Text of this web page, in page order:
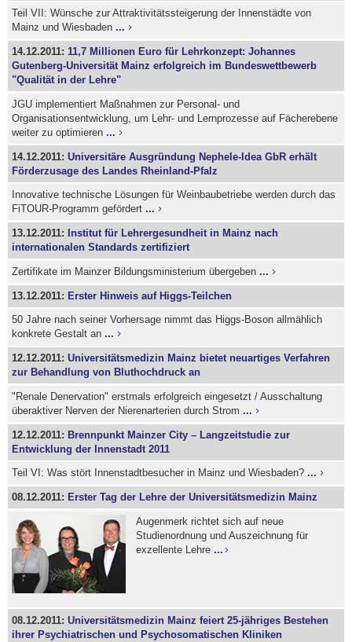
Teil VII: Wünsche zur Attraktivitätssteigerung der Innenstädte von
Mainz und Wiesbaden...
14.12.2011:11,7 Millionen Euro für Lehrkonzept: Johannes
Gutenberg-Universität Mainz erfolgreich im Bundeswettbewerb
"Qualität in der Lehre"
JGU implementiert Maßnahmen zur Personal- und
Organisationsentwicklung, um Lehr- und Lernprozesse auf Fächerebene
weiter zu optimieren...
14.12.2011:Universitäre Ausgründung Nephele-Idea GbR erhält
Förderzusage des Landes Rheinland-Pfalz
Innovative technische Lösungen für Weinbaubetriebe werden durch das
FiTOUR-Programm gefördert...
13.12.2011:
Institut für Lehrergesundheit in Mainz nach
internationalen Standards zertifiziert
Zertifikate im Mainzer Bildungsministerium übergeben...
13.12.2011: Erster Hinweis auf Higgs-Teilchen
50 Jahre nach seiner Vorhersage nimmt das Higgs-Boson allmählich
konkrete Gestalt an...
12.12.2011:Universitätsmedizin Mainz bietet neuartiges Verfahren
zur Behandlung von Bluthochdruck an
"Renale Denervation" erstmals erfolgreich eingesetzt / Ausschaltung
überaktiver Nerven der Nierenarterien durch Strom...
12.12.2011: Brennpunkt Mainzer City – Langzeitstudie zur
Entwicklung der Innenstadt 2011
Teil VI: Was stört Innenstadtbesucher in Mainz und Wiesbaden?...
08.12.2011: Erster Tag der Lehre der Universitätsmedizin Mainz
Augenmerk richtet sich auf neue
Studienordnung und Auszeichnung für
exzellente Lehre ...
08.12.2011:Universitätsmedizin Mainz feiert 25-jähriges Bestehen
ihrer Psychiatrischen und Psychosomatischen Kliniken